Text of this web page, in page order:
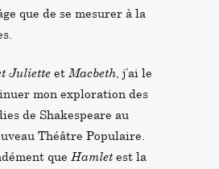
que de se mesurer à la
Juliette et Macbeth , j’ai le
mon exploration des
de Shakespeare au
Théâtre Populaire.
que Hamlet est la